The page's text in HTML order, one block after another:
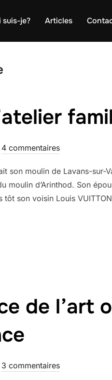
suis-je? Articles
4 commentaires
son moulin de Lavans-sur-
moulin d’Arinthod. Son
tôt son voisin Louis
de l’art
3 commentaires